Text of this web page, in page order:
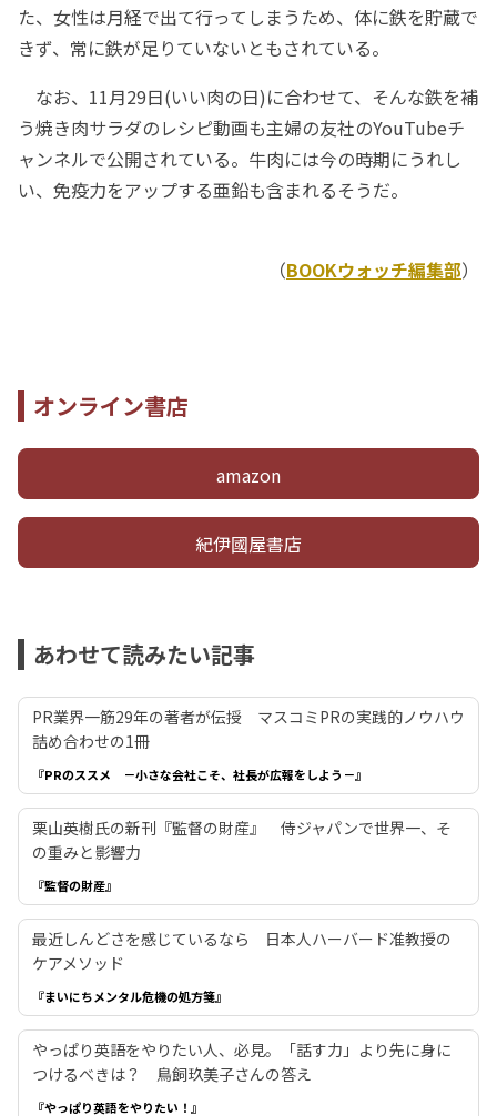
た、女性は月経で出て行ってしまうため、体に鉄を貯蔵で
きず、常に鉄が足りていないともされている。
なお、11月29日(いい肉の日)に合わせて、そんな鉄を補
う焼き肉サラダのレシピ動画も主婦の友社のYouTubeチ
ャンネルで公開されている。牛肉には今の時期にうれし
い、免疫力をアップする亜鉛も含まれるそうだ。
（BOOKウォッチ編集部）
オンライン書店
amazon
紀伊國屋書店
あわせて読みたい記事
PR業界一筋29年の著者が伝授 マスコミPRの実践的ノウハウ
詰め合わせの1冊
『PRのススメ －小さな会社こそ、社長が広報をしよう－』
栗山英樹氏の新刊『監督の財産』 侍ジャパンで世界一、そ
の重みと影響力
『監督の財産』
最近しんどさを感じているなら 日本人ハーバード准教授の
ケアメソッド
『まいにちメンタル危機の処方箋』
やっぱり英語をやりたい人、必見。「話す力」より先に身に
つけるべきは？ 鳥飼玖美子さんの答え
『やっぱり英語をやりたい！』